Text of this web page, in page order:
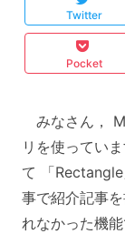
Twitter
Pocket
みなさん，
リを使ってい
て 「
事で紹介記事
れなかった機